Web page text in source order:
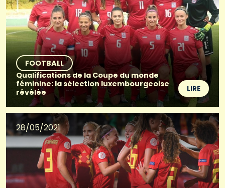
FOOTBALL
Qualifications de la Coupe du monde
féminine: la sélection luxembourgeoise
révélée
LIRE
28/05/2021